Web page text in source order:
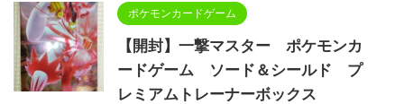
ポケモンカードゲーム
【開封】一撃マスター ポケモンカ
ードゲーム ソード＆シールド プ
レミアムトレーナーボックス